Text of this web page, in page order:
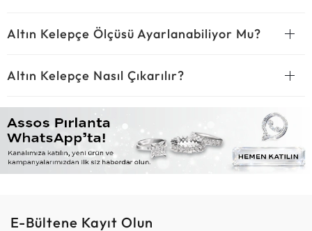
Altın Kelepçe Ölçüsü Ayarlanabiliyor Mu?
Altın Kelepçe Nasıl Çıkarılır?
E-Bültene Kayıt Olun